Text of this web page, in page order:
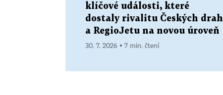
klíčové události, které
dostaly rivalitu Českých drah
a RegioJetu na novou úroveň
30. 7. 2026 ▪ 7 min. čtení